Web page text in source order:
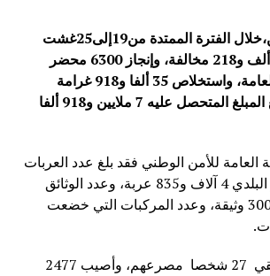
تمكنت مصالح الأمن،خلال الفترة الممتدة من19إلى25غشت
تسجيل 42 ألف و218 مخالفة، وإنجاز 6300 محضر
أحيلت على النيابة العامة، واستخلاص 35 ألفا و918 غرامة
صلحية، في حين بلغ المبلغ المتحصل عليه 7 ملايين و918 ألفا
العامة للأمن الوطني فقد بلغ عدد العربات
الموضوعة بالمحجز البلدي 4 آلاف و835 عربة، وعدد الوثائق
المسحوبة 6 آلاف و300 وثيقة، وعدد المركبات التي خضعت
وفي سياق متصل لقي 27 شخصا مصرعهم، وأصيب 2477